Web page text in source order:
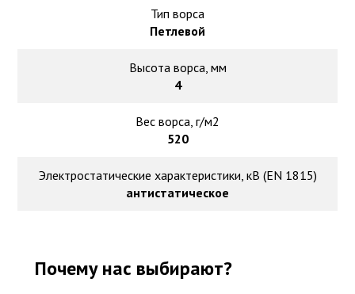
Тип ворса
Петлевой
Высота ворса, мм
4
Вес ворса, г/м2
520
Электростатические характеристики, кВ (EN 1815)
антистатическое
Почему нас выбирают?